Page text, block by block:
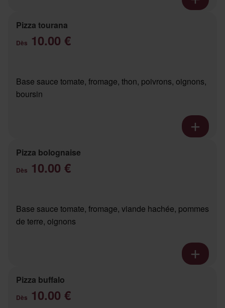
Pizza tourana
Dès 10.00 €
Base sauce tomate, fromage, thon, poivrons, oignons,
boursin
Pizza bolognaise
Dès 10.00 €
Base sauce tomate, fromage, viande hachée, pommes
de terre, oignons
Pizza buffalo
Dès 10.00 €